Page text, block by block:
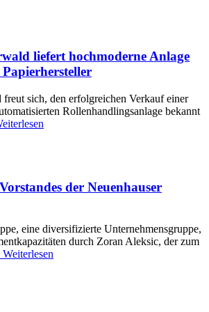
liefert hochmoderne Anlage
freut sich, den erfolgreichen Verkauf einer
Rollenhandlingsanlage bekannt
der Neuenhauser
eine diversifizierte Unternehmensgruppe,
durch Zoran Aleksic, der zum
Weiterlesen